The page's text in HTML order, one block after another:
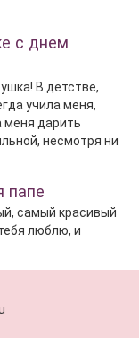
с днем
В детстве,
учила меня,
меня дарить
несмотря ни
папе
самый красивый
люблю, и